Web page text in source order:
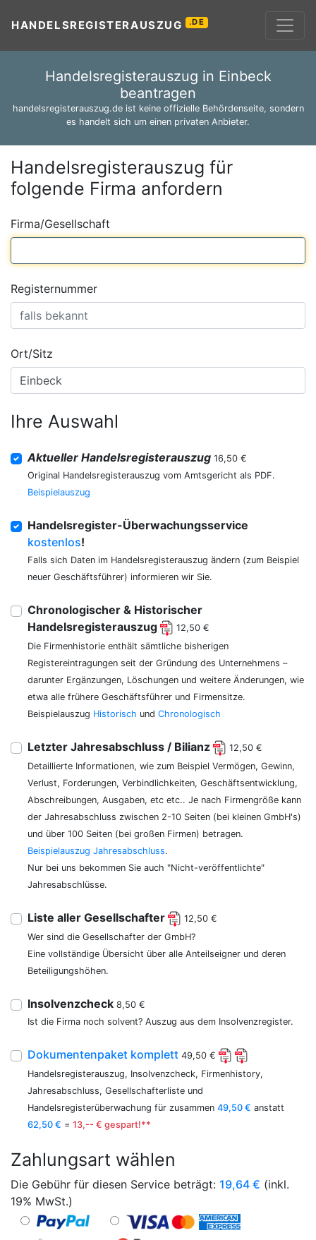
HANDELSREGISTERAUSZUG .DE
Handelsregisterauszug in Einbeck
beantragen
handelsregisterauszug.de ist keine offizielle Behördenseite, sondern
es handelt sich um einen privaten Anbieter.
Handelsregisterauszug für
folgende Firma anfordern
Firma/Gesellschaft
Registernummer
Ort/Sitz
Ihre Auswahl
Aktueller Handelsregisterauszug 16,50 €
Original Handelsregisterauszug vom Amtsgericht als PDF.
Beispielauszug
Handelsregister-Überwachungsservice
kostenlos!
Falls sich Daten im Handelsregisterauszug ändern (zum Beispiel
neuer Geschäftsführer) informieren wir Sie.
Chronologischer & Historischer
Handelsregisterauszug
12,50 €
Die Firmenhistorie enthält sämtliche bisherigen
Registereintragungen seit der Gründung des Unternehmens –
darunter Ergänzungen, Löschungen und weitere Änderungen, wie
etwa alle frühere Geschäftsführer und Firmensitze.
Beispielauszug Historisch und Chronologisch
Letzter Jahresabschluss / Bilianz
12,50 €
Detaillierte Informationen, wie zum Beispiel Vermögen, Gewinn,
Verlust, Forderungen, Verbindlichkeiten, Geschäftsentwicklung,
Abschreibungen, Ausgaben, etc etc.. Je nach Firmengröße kann
der Jahresabschluss zwischen 2-10 Seiten (bei kleinen GmbH's)
und über 100 Seiten (bei großen Firmen) betragen.
Beispielauszug Jahresabschluss.
Nur bei uns bekommen Sie auch "Nicht-veröffentlichte"
Jahresabschlüsse.
Liste aller Gesellschafter
12,50 €
Wer sind die Gesellschafter der GmbH?
Eine vollständige Übersicht über alle Anteilseigner und deren
Beteiligungshöhen.
Insolvenzcheck 8,50 €
Ist die Firma noch solvent? Auszug aus dem Insolvenzregister.
Dokumentenpaket komplett 49,50 €
Handelsregisterauszug, Insolvenzcheck, Firmenhistory,
Jahresabschluss, Gesellschafterliste und
Handelsregisterüberwachung für zusammen 49,50 € anstatt
62,50 € = 13,-- € gespart!**
Zahlungsart wählen
Die Gebühr für diesen Service beträgt: 19,64 € (inkl.
19% MwSt.)